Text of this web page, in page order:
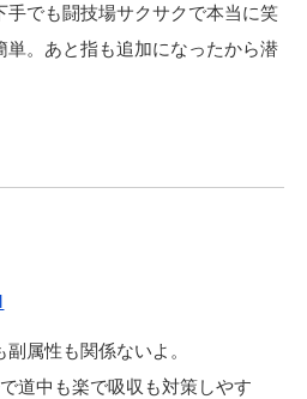
手でも闘技場サクサクで本当に笑
単。あと指も追加になったから潜
属性も関係ないよ。
道中も楽で吸収も対策しやす